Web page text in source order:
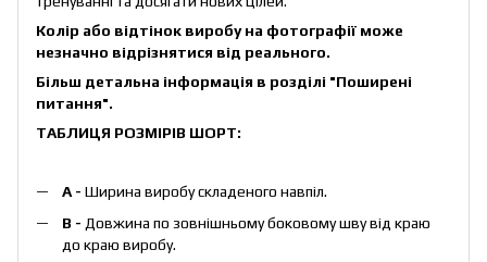
Колір або відтінок виробу на фотографії може
незначно відрізнятися від реального.
Більш детальна інформація в розділі "Поширені
питання".
ТАБЛИЦЯ РОЗМІРІВ ШОРТ:
А - Ширина виробу складеного навпіл.
B - Довжина по зовнішньому боковому шву від краю
до краю виробу.